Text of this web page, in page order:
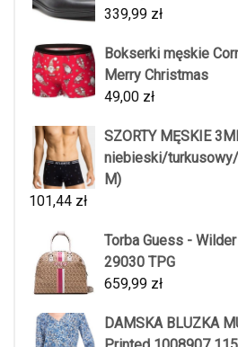
339,99 zł
Bokserki męskie
Merry Christmas
49,00 zł
SZORTY MĘSKIE
niebieski/
M)
101,44 zł
Torba Guess -
29030 TPG
659,99 zł
DAMSKA BLUZKA